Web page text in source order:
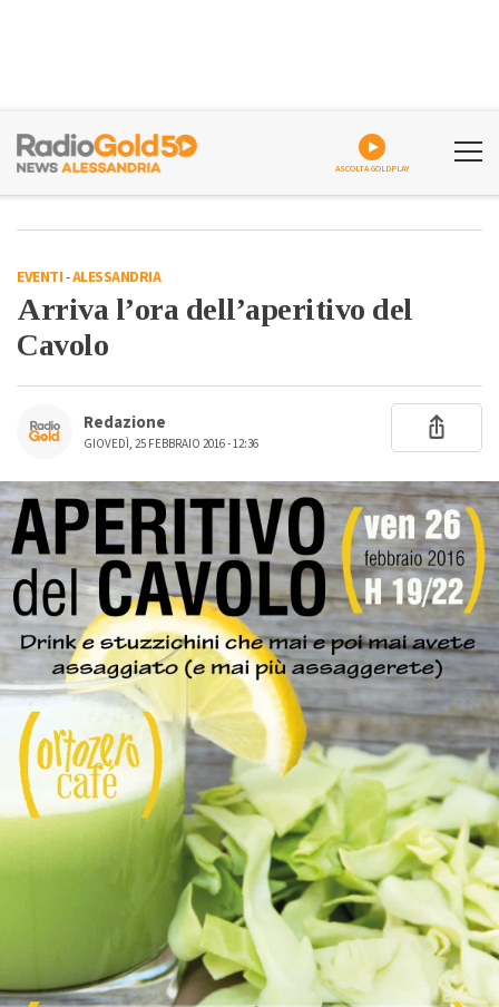
ASCOLTA GOLDPLAY
EVENTI-ALESSANDRIA
Arriva l’ora dell’aperitivo del
Cavolo
Redazione
GIOVEDÌ, 25 FEBBRAIO 2016 - 12:36